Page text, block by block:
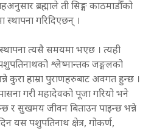
ब्रह्माले ती सिङ्ग काठमाडौँको
स्थापना गरिदिएछन् ।
त्यसै समयमा भएछ । त्यही
श्लेष्मान्तक जङ्गलको
कुरा हाम्रा पुराणहरुबाट अवगत हुन्छ ।
गरी महादेवको पूजा गरियो भने
र सुखमय जीवन बिताउन पाइन्छ भन्ने
यस पशुपतिनाथ क्षेत्र, गोकर्ण,